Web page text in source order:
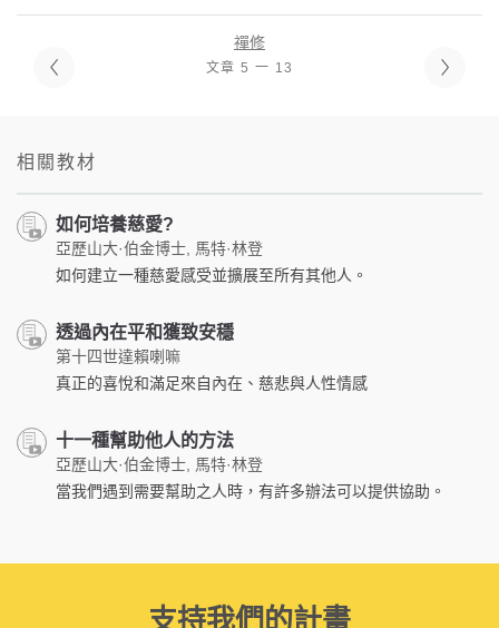
禪修
文章 5 一 13
相關教材
如何培養慈愛?
亞歷山大·伯金博士, 馬特·林登
如何建立一種慈愛感受並擴展至所有其他人。
透過內在平和獲致安穩
第十四世達賴喇嘛
真正的喜悅和滿足來自內在、慈悲與人性情感
十一種幫助他人的方法
亞歷山大·伯金博士, 馬特·林登
當我們遇到需要幫助之人時，有許多辦法可以提供協助。
支持我們的計畫